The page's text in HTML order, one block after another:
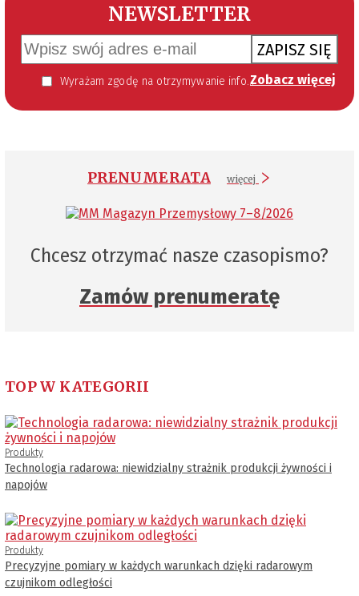
NEWSLETTER
ZAPISZ SIĘ
Wyrażam zgodę na otrzymywanie informacji handlowej kierowanej do mnie za pomocą środków komunikacji elektronicznej w szczególności poczty elektronicznej zgodnie z przepisem art. 10 ust 2 ustawy z dnia 18 lipca 2002 roku o świadczeniu usług drogą elektroniczną (Dz. U. 144 z 2002 r. poz. 1204). Zgoda jest dobrowolna, jednak jej wyrażenie jest konieczne, aby otrzymywać newsletter. Zobacz więcej
PRENUMERATA więcej
Chcesz otrzymać nasze czasopismo?
Zamów prenumeratę
TOP W KATEGORII
Produkty
Technologia radarowa: niewidzialny strażnik produkcji żywności i
napojów
Produkty
Precyzyjne pomiary w każdych warunkach dzięki radarowym
czujnikom odległości